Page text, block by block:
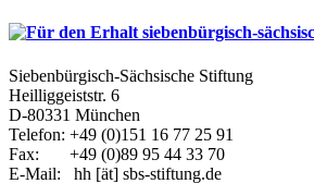
Siebenbürgisch-Sächsische Stiftung
Heilliggeiststr. 6
D-80331 München
Telefon: +49 (0)151 16 77 25 91
Fax: +49 (0)89 95 44 33 70
E-Mail: hh [ät] sbs-stiftung.de